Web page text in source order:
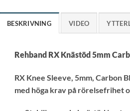
BESKRIVNING VIDEO
Rehband RX Knästöd 5mm
RX Knee Sleeve, 5mm, Carbon
med höga krav på rörelsefrihet